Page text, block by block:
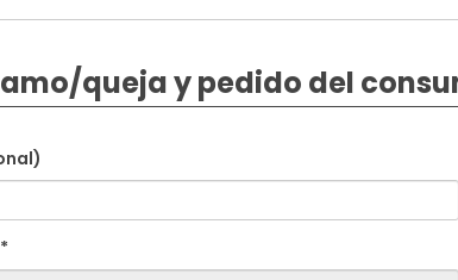
queja y pedido del